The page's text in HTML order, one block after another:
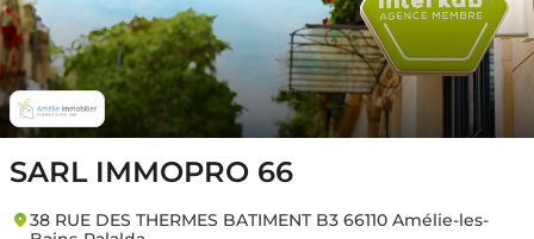
SARL IMMOPRO 66
38 RUE DES THERMES BATIMENT B3 66110 Amélie-les-